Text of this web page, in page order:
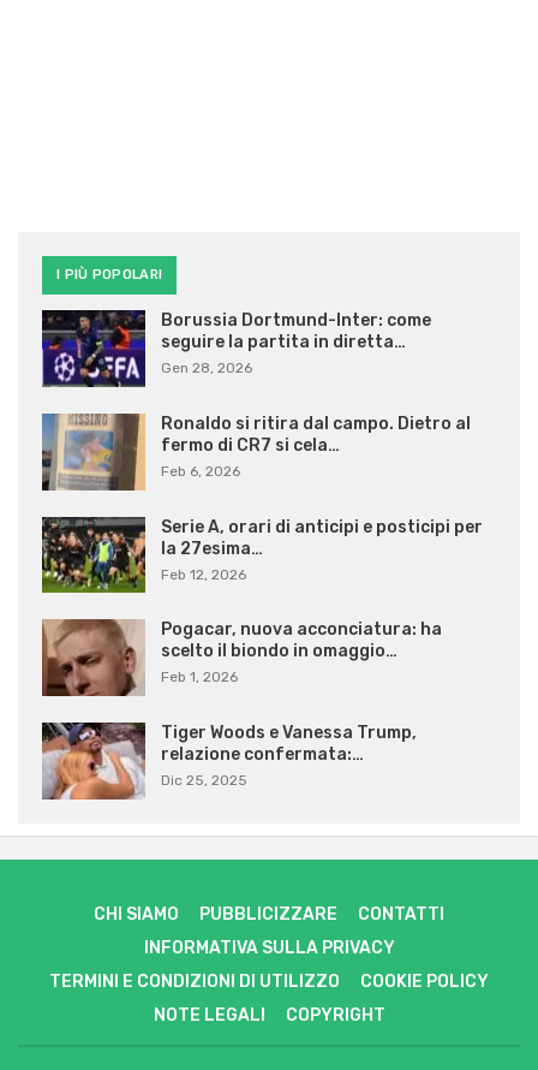
I PIÙ POPOLARI
Borussia Dortmund-Inter: come
seguire la partita in diretta…
Gen 28, 2026
Ronaldo si ritira dal campo. Dietro al
fermo di CR7 si cela…
Feb 6, 2026
Serie A, orari di anticipi e posticipi per
la 27esima…
Feb 12, 2026
Pogacar, nuova acconciatura: ha
scelto il biondo in omaggio…
Feb 1, 2026
Tiger Woods e Vanessa Trump,
relazione confermata:…
Dic 25, 2025
CHI SIAMO PUBBLICIZZARE
CONTATTI
INFORMATIVA SULLA PRIVACY
TERMINI E CONDIZIONI DI UTILIZZO
COOKIE POLICY
NOTE LEGALI
COPYRIGHT